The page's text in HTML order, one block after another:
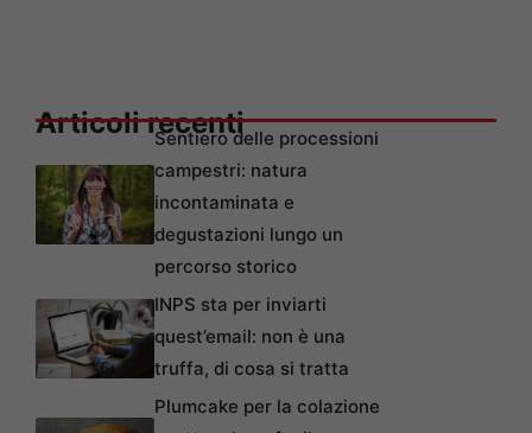
Articoli recentiSentiero delle processioni
campestri: natura
incontaminata e
degustazioni lungo un
percorso storico
INPS sta per inviarti
quest’email: non è una
truffa, di cosa si tratta
Plumcake per la colazione